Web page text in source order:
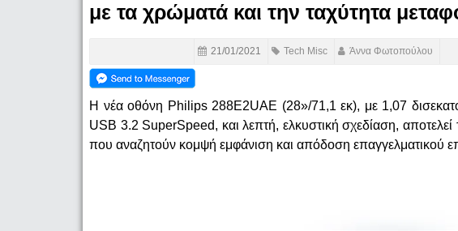
με τα χρώματά και την ταχύτητα
21/01/2021 Tech Misc Άννα Φωτοπούλου
Η νέα οθόνη Philips 288E2UAE (28»/71,1 εκ), με 1,07
USB 3.2 SuperSpeed, και λεπτή, ελκυστική σχεδίαση, αποτελεί
που αναζητούν κομψή εμφάνιση και απόδοση επαγγελματικού